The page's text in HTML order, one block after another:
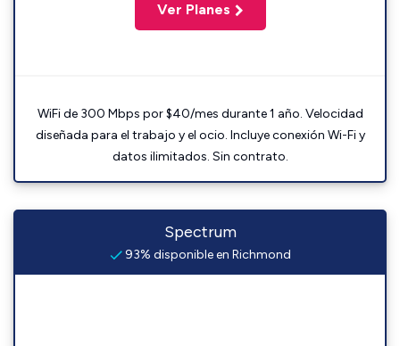
Ver Planes
WiFi de 300 Mbps por $40/mes durante 1 año. Velocidad
diseñada para el trabajo y el ocio. Incluye conexión Wi-Fi y
datos ilimitados. Sin contrato.
Spectrum
93% disponible en Richmond